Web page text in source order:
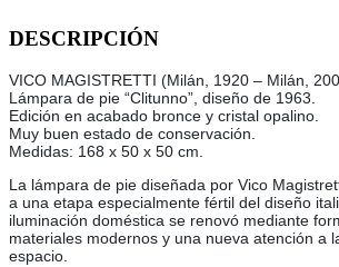
DESCRIPCIÓN
VICO MAGISTRETTI (Milán, 1920 – Milán,
Lámpara de pie “Clitunno”, diseño de 1963.
Edición en acabado bronce y cristal opalino.
Muy buen estado de conservación.
Medidas: 168 x 50 x 50 cm.
La lámpara de pie diseñada por Vico
a una etapa especialmente fértil del diseño
iluminación doméstica se renovó mediante
materiales modernos y una nueva atención a
espacio.